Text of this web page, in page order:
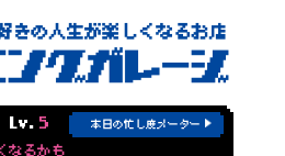
Lv. 5 本日の忙し度メーター
なるかも